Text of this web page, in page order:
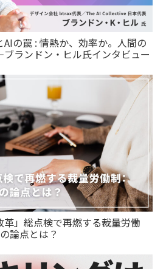
の罠 : 情熱か、効率か。人間の
ランドン・ヒル氏インタビュー
」総点検で再燃する裁量労働
論点とは？